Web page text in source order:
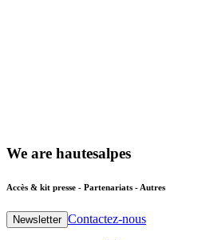
We are hautesalpes
Accès & kit presse - Partenariats - Autres
Newsletter Contactez-nous